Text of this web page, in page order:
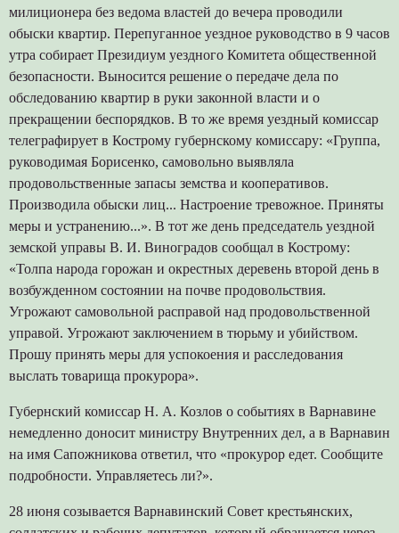
милиционера без ведома властей до вечера проводили
обыски квартир. Перепуганное уездное руководство в 9 часов
утра собирает Президиум уездного Комитета общественной
безопасности. Выносится решение о передаче дела по
обследованию квартир в руки законной власти и о
прекращении беспорядков. В то же время уездный комиссар
телеграфирует в Кострому губернскому комиссару: «Группа,
руководимая Борисенко, самовольно выявляла
продовольственные запасы земства и кооперативов.
Производила обыски лиц... Настроение тревожное. Приняты
меры и устранению...». В тот же день председатель уездной
земской управы В. И. Виноградов сообщал в Кострому:
«Толпа народа горожан и окрестных деревень второй день в
возбужденном состоянии на почве продовольствия.
Угрожают самовольной расправой над продовольственной
управой. Угрожают заключением в тюрьму и убийством.
Прошу принять меры для успокоения и расследования
выслать товарища прокурора».
Губернский комиссар Н. А. Козлов о событиях в Варнавине
немедленно доносит министру Внутренних дел, а в Варнавин
на имя Сапожникова ответил, что «прокурор едет. Сообщите
подробности. Управляетесь ли?».
28 июня созывается Варнавинский Совет крестьянских,